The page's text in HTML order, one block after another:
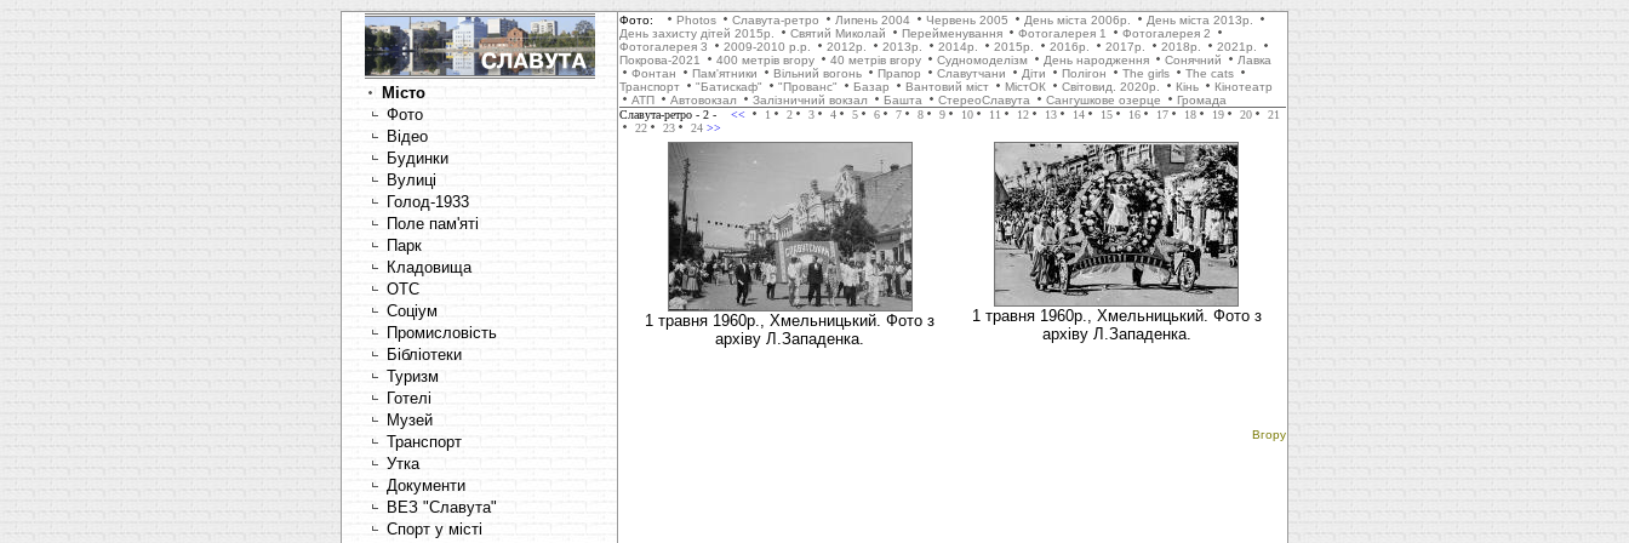
Місто
Фото
Відео
Будинки
Вулиці
Голод-1933
Поле пам'яті
Парк
Кладовища
OTC
Соціум
Промисловість
Бібліотеки
Туризм
Готелі
Музей
Транспорт
Утка
Документи
ВЕЗ "Славута"
Спорт у місті
Фото: Photos Славута-ретро Липень 2004 Червень 2005 День міста 2006р.
День міста 2013р.
День захисту дітей 2015р.
Святий Миколай Перейменування Фотогалерея 1
Фотогалерея 2
Фотогалерея 3
2009-2010 р.р. 2012р. 2013р. 2014р. 2015р. 2016р. 2017р. 2018р.
2021р.
Покрова-2021
400 метрів вгору 40 метрів вгору Cудномоделізм День народження Сонячний
Лавка
Фонтан
Пам'ятники Вільний вогонь Прапор Славутчани Діти Полігон The girls
The cats
Транспорт
"Батискаф" "Прованс" Базар Вантовий міст МістОК Світовид. 2020р. Кінь
Кінотеатр
АТП
Автовокзал Залізничний вокзал Башта СтереоСлавута Сангушкове озерце
Громада
Славута-ретро - 2 - << 1 2 3 4 5 6 7 8 9 10 11 12 13 14 15 16 17 18 19 20
21
22
23 24 >>
1 травня 1960р., Хмельницький. Фото з
архіву Л.Западенка.
1 травня 1960р., Хмельницький. Фото з
архіву Л.Западенка.
Вгору